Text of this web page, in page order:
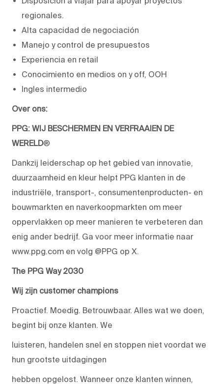
regionales.
Alta capacidad de negociación
Manejo y control de presupuestos
Experiencia en retail
Conocimiento en medios on y off, OOH
Ingles intermedio
Over ons:
PPG: WIJ BESCHERMEN EN VERFRAAIEN DE
WERELD®
Dankzij leiderschap op het gebied van innovatie,
duurzaamheid en kleur helpt PPG klanten in de
industriële, transport-, consumentenproducten- en
bouwmarkten en naverkoopmarkten om meer
oppervlakken op meer manieren te verbeteren dan
enig ander bedrijf. Ga voor meer informatie naar
www.ppg.com en volg @PPG op X.
The PPG Way 2030
Wij zijn customer champions
Proactief. Moedig. Betrouwbaar. Alles wat we doen,
begint bij onze klanten. We
luisteren, handelen snel en stoppen niet voordat we
hun grootste uitdagingen
hebben opgelost. Wanneer onze klanten winnen,